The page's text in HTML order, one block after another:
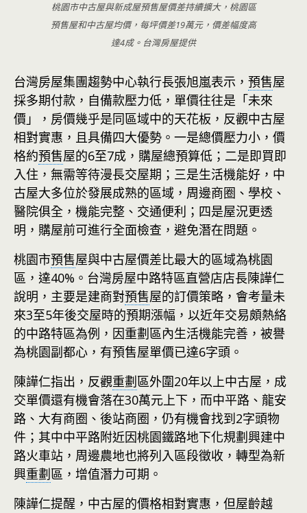
桃園市中古屋與新成屋預售屋價差持續擴大，桃園區
預售屋和中古屋均價，每坪價差19萬元，價差幅度高
達4成。台灣房屋提供
台灣房屋集團趨勢中心執行長張旭嵐表示， 預售屋
採多期付款，自備款壓力低，單價往往是「未來
價」，房價幾乎是同區域中的天花板，反觀中古屋
相對實惠，且具備四大優勢。一是總價壓力小，價
格約預售屋的6至7成，購屋總預算低；二是即買即
入住，無需等待漫長交屋期；三是生活機能好，中
古屋大多位於發展成熟的區域，周邊商圈、學校、
醫院俱全，機能完整、交通便利；四是屋況更透
明，購屋前可進行全面檢查，避免潛在問題。
桃園市預售屋與中古屋價差比最大的區域為桃園
區，達40%。台灣房屋中路特區直營店店長陳譁仁
說明，主要是建商對預售屋的訂價策略，會考量未
來3至5年後交屋時的預期漲幅，以近年交易頗熱絡
的中路特區為例，因重劃區內生活機能完善，被譽
為桃園副都心，有預售屋單價已達6字頭。
陳譁仁指出，反觀重劃區外圍20年以上中古屋，成
交單價還有機會落在30萬元上下，而中平路、龍安
路、大有商圈、後站商圈，仍有機會找到2字頭物
件；其中中平路附近因桃園鐵路地下化規劃興建中
路火車站，周邊農地也將列入區段徵收，轉型為新
興重劃區，增值潛力可期。
陳譁仁提醒，中古屋的價格相對實惠，但屋齡越